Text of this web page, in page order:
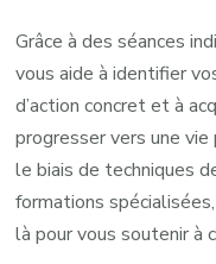
Grâce à des séances
vous aide à identifier
d’action concret et à
progresser vers une
le biais de techniques
formations
là pour vous soutenir à